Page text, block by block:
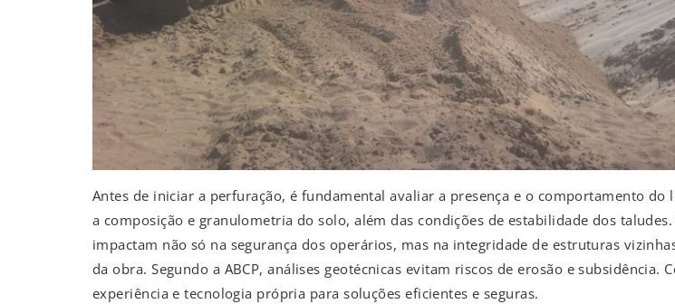
Antes de iniciar a perfuração, é fundamental avaliar a presença e o comportamento do
a composição e granulometria do solo, além das condições de estabilidade dos taludes.
impactam não só na segurança dos operários, mas na integridade de estruturas
da obra. Segundo a ABCP, análises geotécnicas evitam riscos de erosão e subsidência.
experiência e tecnologia própria para soluções eficientes e seguras.